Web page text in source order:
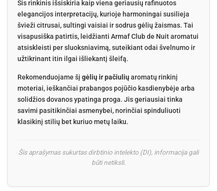
Šis rinkinis išsiskiria kaip viena geriausių rafinuotos
elegancijos interpretacijų, kurioje harmoningai susilieja
švieži citrusai, sultingi vaisiai ir sodrus gėlių žaismas. Tai
visapusiška patirtis, leidžianti Armaf Club de Nuit aromatui
atsiskleisti per sluoksniavimą, suteikiant odai švelnumo ir
užtikrinant itin ilgai išliekantį šleifą.
Rekomenduojame šį gėlių ir pačiulių aromatų rinkinį
moteriai, ieškančiai prabangos pojūčio kasdienybėje arba
solidžios dovanos ypatinga proga. Jis geriausiai tinka
savimi pasitikinčiai asmenybei, norinčiai spinduliuoti
klasikinį stilių bet kuriuo metų laiku.
Šis aprašymas sukurtas dirbtinio intelekto (DI), informacija gali
būti netiksli.